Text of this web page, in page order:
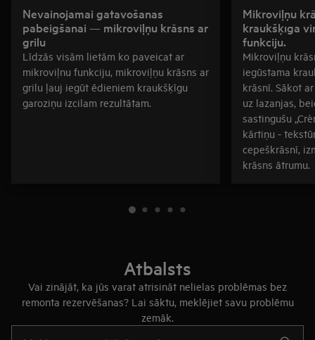
Nevainojamai gatavošanas
pabeigšanai — mikroviļņu krāsns ar
grilu
Līdzās visām lietām ko paveicat ar
mikroviļnu funkciju, mikroviļņu krāsns ar
grilu ļauj iegūt ēdieniem kraukšķīgu
garoziņu izcilam rezultātam.
Mikroviļņu
kraukšķīga
funkciju.
Mikroviļņu
iegūstama
krāsnī. Sākot
uz lazanjas,
sastingušu
kārtiņu -
cepeškrāsnī,
krāsns ātrumu.
Atbalsts
Vai zinājāt, ka jūs varat atrisināt nelielas problēmas bez
remonta rezervēšanas? Lai sāktu, meklējiet savu problēmu
zemāk.